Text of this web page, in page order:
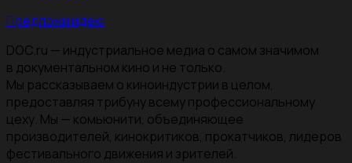
Предложи идею
DOC.ru — индустриальное медиа о самом значимом
в документальном кино и не только.
Мы рассказываем о киноиндустрии в целом,
предоставляя трибуну всему профессиональному
цеху. Мы — комьюнити, объединяющее
производителей, кинокритиков, прокатчиков, лидеров
фестивального движения и зрителей.